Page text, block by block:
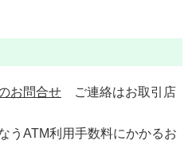
お問合せ ご連絡はお取引店
うATM利用手数料にかかるお